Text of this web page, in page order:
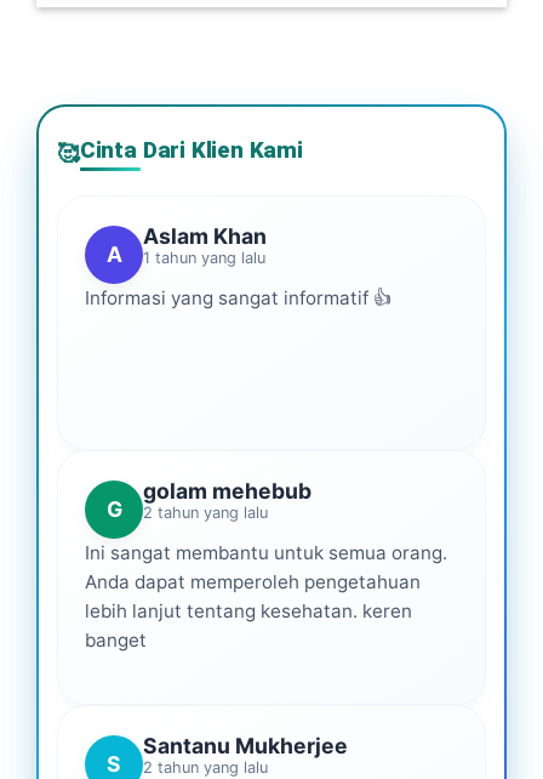
🥰Cinta Dari Klien Kami
A
Aslam Khan
1 tahun yang lalu
Informasi yang sangat informatif 👍
G
golam mehebub
2 tahun yang lalu
Ini sangat membantu untuk semua orang.
Anda dapat memperoleh pengetahuan
lebih lanjut tentang kesehatan. keren
banget
S
Santanu Mukherjee
2 tahun yang lalu